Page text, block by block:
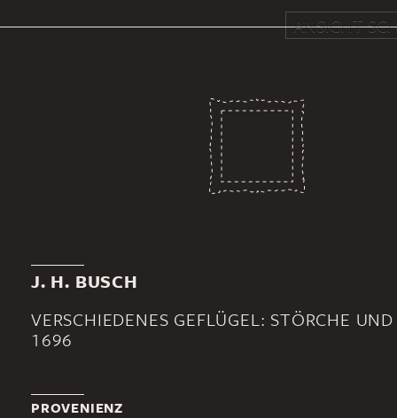
ANSICHT
J. H. BUSCH
VERSCHIEDENES GEFLÜGEL: STÖRCHE
1696
PROVENIENZ